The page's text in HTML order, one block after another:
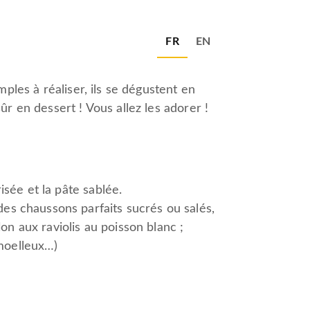
FR EN
à réaliser, ils se dégustent en
en dessert ! Vous allez les adorer !
et la pâte sablée.
chaussons parfaits sucrés ou salés,
aux raviolis au poisson blanc ;